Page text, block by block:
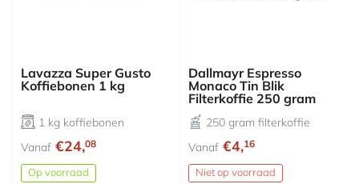
Lavazza Super Gusto
Koffiebonen 1 kg
1 kg koffiebonen
Vanaf €24,08
Op voorraad
Dallmayr Espresso
Monaco Tin Blik
Filterkoffie 250 gram
250 gram filterkoffie
Vanaf €4,16
Niet op voorraad